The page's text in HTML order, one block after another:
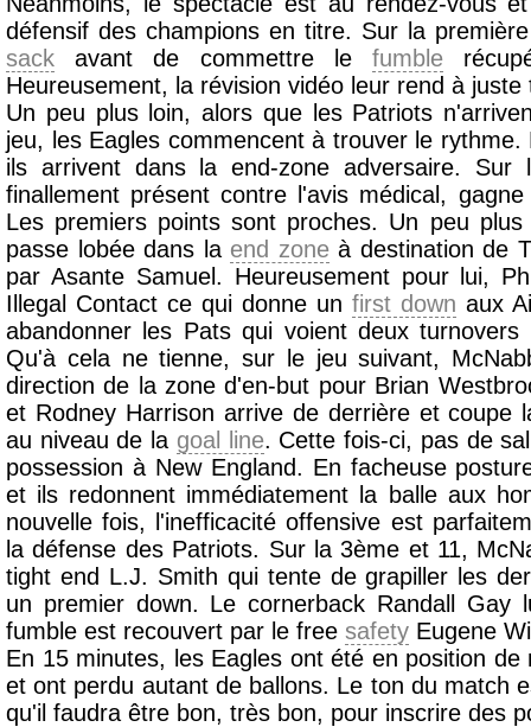
défensif des champions en titre. Sur la
sack avant de commettre lefumble
Heureusement, la révision vidéo leur rend à
Un peu plus loin, alors que les Patriots
jeu, les Eagles commencent à trouver le
ils arrivent dans la end-zone adversaire. Sur
finallement présent contre l'avis médical,
Les premiers points sont proches. Un peu
passe lobée dans la end zoneà destination de
par Asante Samuel. Heureusement pour lui,
Illegal Contact ce qui donne un first down aux
abandonner les Pats qui voient deux
Qu'à cela ne tienne, sur le jeu suivant,
direction de la zone d'en-but pour Brian
et Rodney Harrison arrive de derrière et coupe
au niveau de la goal line. Cette fois-ci, pas de
possession à New England. En facheuse
et ils redonnent immédiatement la balle aux
nouvelle fois, l'inefficacité offensive est
la défense des Patriots. Sur la 3ème et 11,
tight end L.J. Smith qui tente de grapiller les
un premier down. Le cornerback Randall Gay
fumble est recouvert par le free safety Eugene
En 15 minutes, les Eagles ont été en position
et ont perdu autant de ballons. Le ton du match
qu'il faudra être bon, très bon, pour inscrire des